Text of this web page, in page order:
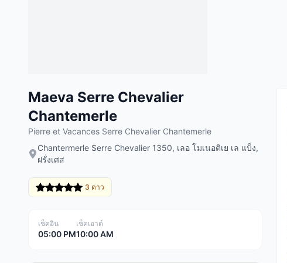
Maeva Serre Chevalier
Chantemerle
Pierre et Vacances Serre Chevalier Chantemerle
Chantermerle Serre Chevalier 1350, เลอ โมเนอติเย เล แบ็ง,
ฝรั่งเศส
3 ดาว
เช็คอิน
05:00 PM
เช็คเอาต์
10:00 AM